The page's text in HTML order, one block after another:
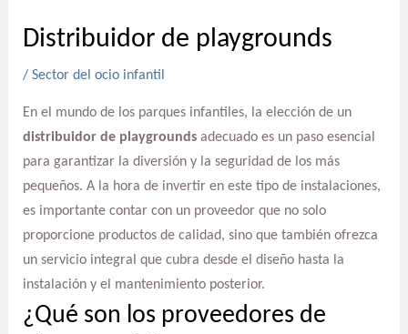
Distribuidor de playgrounds
/ Sector del ocio infantil
En el mundo de los parques infantiles, la elección de un
distribuidor de playgroundsadecuado es un paso esencial
para garantizar la diversión y la seguridad de los más
pequeños. A la hora de invertir en este tipo de instalaciones,
es importante contar con un proveedor que no solo
proporcione productos de calidad, sino que también ofrezca
un servicio integral que cubra desde el diseño hasta la
instalación y el mantenimiento posterior.
¿Qué son los proveedores de